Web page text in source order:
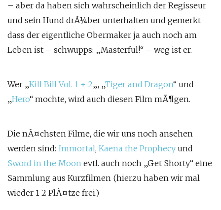
– aber da haben sich wahrscheinlich der Regisseur
und sein Hund drÃ¼ber unterhalten und gemerkt
dass der eigentliche Obermaker ja auch noch am
Leben ist – schwupps: „Masterful!“ – weg ist er.
Wer „Kill Bill Vol. 1 + 2„, „Tiger and Dragon“ und
„Hero“ mochte, wird auch diesen Film mÃ¶gen.
Die nÃ¤chsten Filme, die wir uns noch ansehen
werden sind: Immortal, Kaena the Prophecy und
Sword in the Moon evtl. auch noch „Get Shorty“ eine
Sammlung aus Kurzfilmen (hierzu haben wir mal
wieder 1-2 PlÃ¤tze frei.)